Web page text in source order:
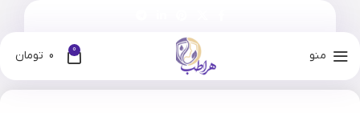
منو 0
0 تومان
استایوی